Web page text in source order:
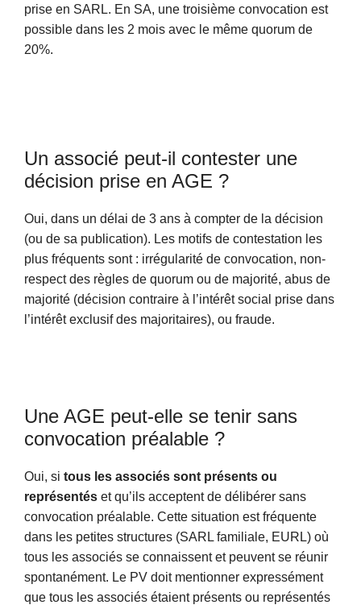
prise en SARL. En SA, une troisième convocation est
possible dans les 2 mois avec le même quorum de
20%.
Un associé peut-il contester une
décision prise en AGE ?
Oui, dans un délai de 3 ans à compter de la décision
(ou de sa publication). Les motifs de contestation les
plus fréquents sont : irrégularité de convocation, non-
respect des règles de quorum ou de majorité, abus de
majorité (décision contraire à l’intérêt social prise dans
l’intérêt exclusif des majoritaires), ou fraude.
Une AGE peut-elle se tenir sans
convocation préalable ?
Oui, si tous les associés sont présents ou
représentés et qu’ils acceptent de délibérer sans
convocation préalable. Cette situation est fréquente
dans les petites structures (SARL familiale, EURL) où
tous les associés se connaissent et peuvent se réunir
spontanément. Le PV doit mentionner expressément
que tous les associés étaient présents ou représentés